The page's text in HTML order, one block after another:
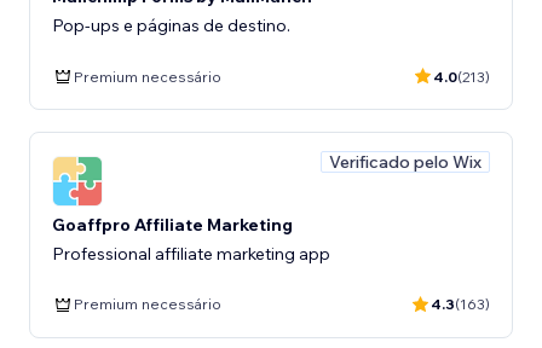
Pop-ups e páginas de destino.
Premium necessário 4.0(213)
Verificado pelo Wix
Goaffpro Affiliate Marketing
Professional affiliate marketing app
Premium necessário 4.3(163)